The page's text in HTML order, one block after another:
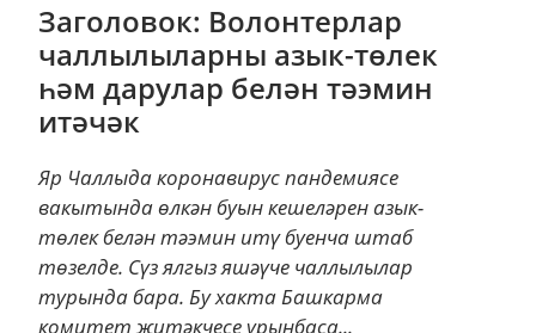
Заголовок: Волонтерлар
чаллылыларны азык-төлек
һәм дарулар белән тәэмин
итәчәк
Яр Чаллыда коронавирус пандемиясе
вакытында өлкән буын кешеләрен азык-
төлек белән тәэмин итү буенча штаб
төзелде. Сүз ялгыз яшәүче чаллылылар
турында бара. Бу хакта Башкарма
комитет җитәкчесе урынбаса...